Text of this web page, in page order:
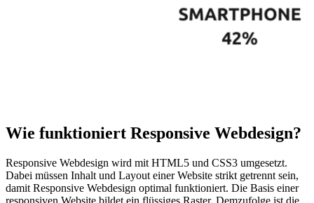
Wie funktioniert Responsive Webdesign?
Responsive Webdesign wird mit HTML5 und CSS3 umgesetzt.
Dabei müssen Inhalt und Layout einer Website strikt getrennt sein,
damit Responsive Webdesign optimal funktioniert. Die Basis einer
responsiven Website bildet ein flüssiges Raster. Demzufolge ist die